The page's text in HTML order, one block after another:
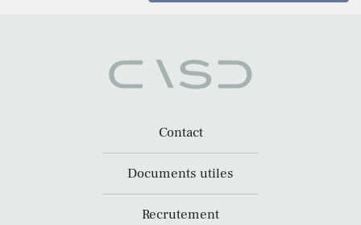
Contact
Documents utiles
Recrutement